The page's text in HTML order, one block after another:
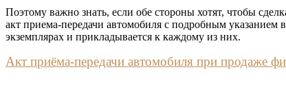
Поэтому важно знать, если обе стороны хотят, чтобы
акт приема-передачи автомобиля с подробным указанием
экземплярах и прикладывается к каждому из них.
Акт приёма-передачи автомобиля при продаже